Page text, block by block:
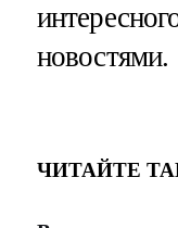
новостями.
ЧИТАЙТЕ